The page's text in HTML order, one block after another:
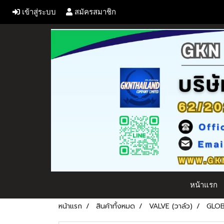
เข้าสู่ระบบ สมัครสมาชิก
หน้าแรก
หน้าแรก สินค้าทั้งหมด VALVE (วาล์ว)